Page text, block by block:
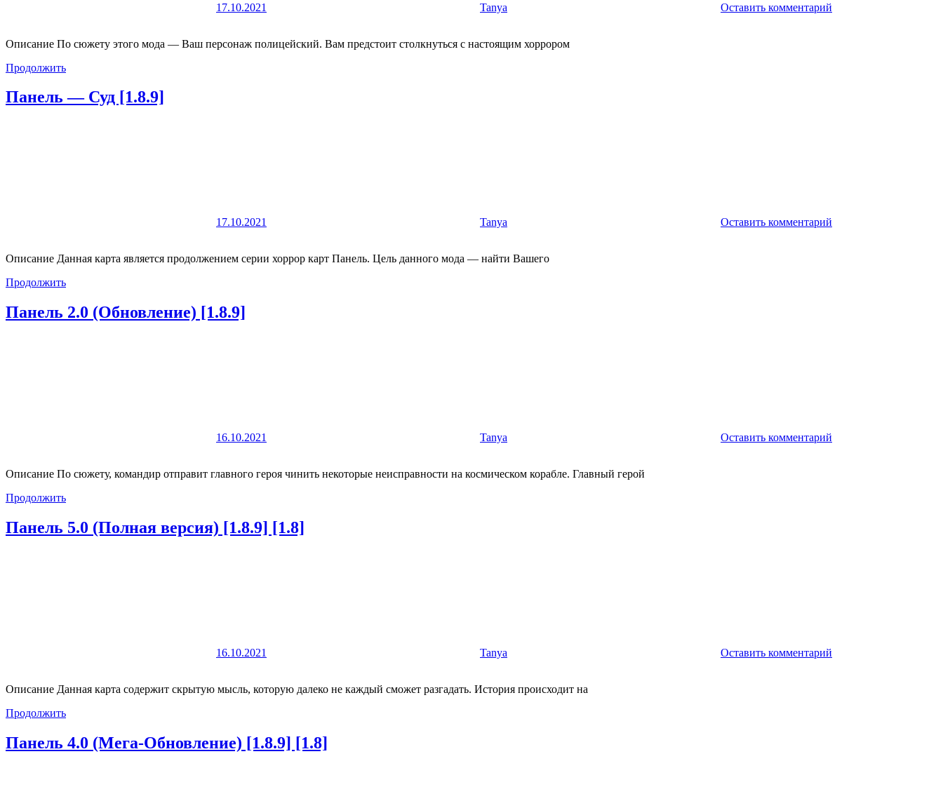
17.10.2021 Tanya Оставить комментарий
Описание По сюжету этого мода — Ваш персонаж полицейский. Вам предстоит столкнуться с настоящим хоррором
Продолжить
Панель — Суд [1.8.9]
17.10.2021 Tanya Оставить комментарий
Описание Данная карта является продолжением серии хоррор карт Панель. Цель данного мода — найти Вашего
Продолжить
Панель 2.0 (Обновление) [1.8.9]
16.10.2021 Tanya Оставить комментарий
Описание По сюжету, командир отправит главного героя чинить некоторые неисправности на космическом корабле. Главный герой
Продолжить
Панель 5.0 (Полная версия) [1.8.9] [1.8]
16.10.2021 Tanya Оставить комментарий
Описание Данная карта содержит скрытую мысль, которую далеко не каждый сможет разгадать. История происходит на
Продолжить
Панель 4.0 (Мега-Обновление) [1.8.9] [1.8]